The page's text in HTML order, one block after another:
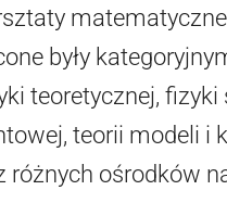
były
teoretycznej,
teorii modeli i
różnych ośrodków